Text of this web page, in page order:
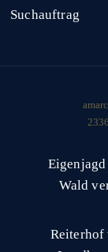
Suchauftrag
2336
Wald
Reiterhof